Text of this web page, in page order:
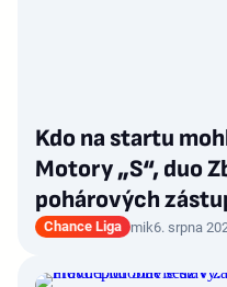
Kdo na startu
Motory „S“, duo
pohárových
Chance Liga mik6. srpna